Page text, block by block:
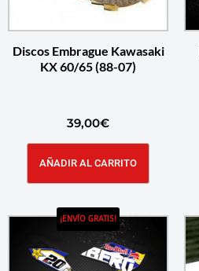
Discos Embrague Kawasaki
KX 60/65 (88-07)
39,00€
AÑADIR AL CARRITO
¡ENVÍO GRATIS!